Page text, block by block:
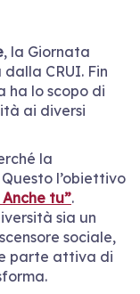
, la Giornata
CRUI. Fin
ha lo scopo di
ai diversi
la
l’obiettivo
tu”.
sia un
sociale,
parte attiva di